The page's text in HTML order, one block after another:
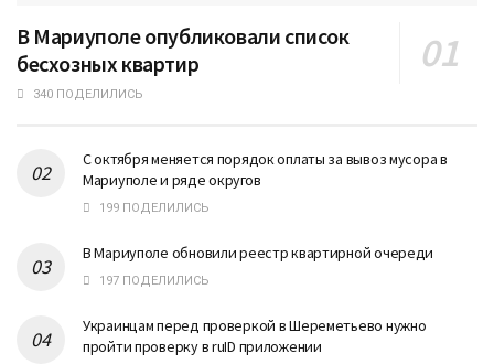
В Мариуполе опубликовали список
бесхозных квартир
340 ПОДЕЛИЛИСЬ
С октября меняется порядок оплаты за вывоз мусора в
Мариуполе и ряде округов
199 ПОДЕЛИЛИСЬ
В Мариуполе обновили реестр квартирной очереди
197 ПОДЕЛИЛИСЬ
Украинцам перед проверкой в Шереметьево нужно
пройти проверку в ruID приложении